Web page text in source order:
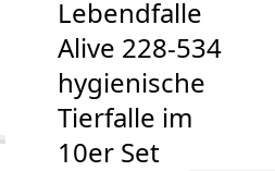
Lebendfalle
Alive 228-534
hygienische
Tierfalle im
10er Set